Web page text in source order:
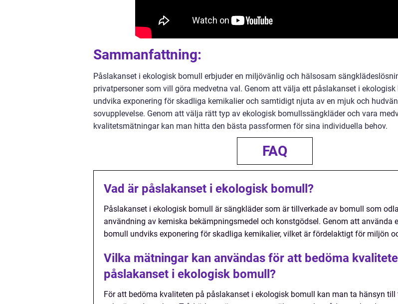
Sammanfattning:
Påslakanset i ekologisk bomull erbjuder en miljövänlig och hälsosam
privatpersoner som vill göra medvetna val. Genom att välja ett påslakanset i
undvika exponering för skadliga kemikalier och samtidigt njuta av en mjuk och
sovupplevelse. Genom att välja rätt typ av ekologisk bomullssängkläder och vara
kvalitetsmätningar kan man hitta den bästa passformen för sina individuella behov.
FAQ
Vad är påslakanset i ekologisk bomull?
Påslakanset i ekologisk bomull är sängkläder som är tillverkade av bomull som
användning av kemiska bekämpningsmedel och konstgödsel. Genom att använda
bomull undviks exponering för skadliga kemikalier, vilket är fördelaktigt för miljön
Vilka mätningar kan användas för att bedöma
påslakanset i ekologisk bomull?
För att bedöma kvaliteten på påslakanset i ekologisk bomull kan man ta hänsyn